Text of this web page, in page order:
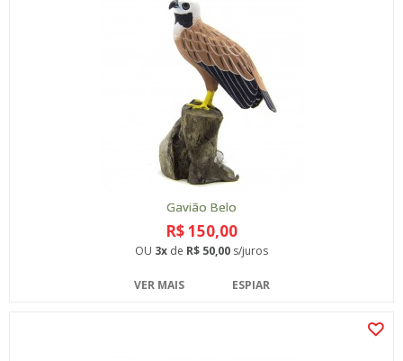
Gavião Belo
R$ 150,00
OU 3x de R$ 50,00 s/juros
VER MAIS ESPIAR